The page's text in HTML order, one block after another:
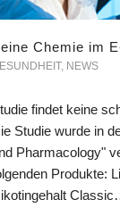
Chemie im
, NEWS
findet keine
Studie wurde in
Pharmacology"
Produkte: